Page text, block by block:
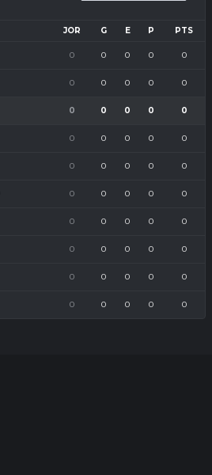
JOR G E P PTS
0 0 0 0 0
0 0 0 0 0
0 0 0 0 0
0 0 0 0 0
0 0 0 0 0
0 0 0 0 0
0 0 0 0 0
0 0 0 0 0
0 0 0 0 0
0 0 0 0 0